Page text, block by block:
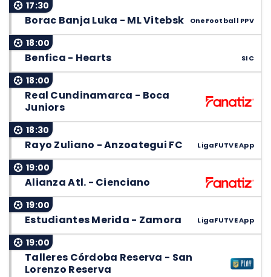
17:30
Borac Banja Luka - ML Vitebsk OneFootball PPV
18:00
Benfica - Hearts SIC
18:00
Real Cundinamarca - Boca
Juniors
18:30
Rayo Zuliano - Anzoategui FC LigaFUTVE App
19:00
Alianza Atl. - Cienciano
19:00
Estudiantes Merida - Zamora LigaFUTVE App
19:00
Talleres Córdoba Reserva - San
Lorenzo Reserva